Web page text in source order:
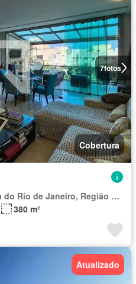
7fotos
Cobertura
Região Geográfica Imediata do Rio de Janeiro, Região Metropolitana do Rio de Janeiro
380 m²
Atualizado